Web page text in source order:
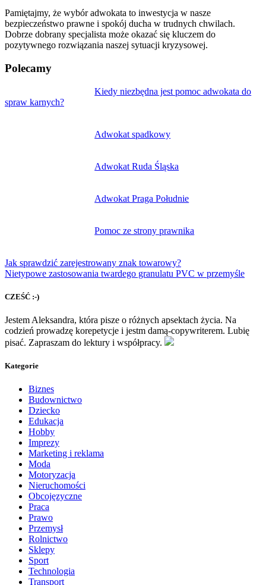
Pamiętajmy, że wybór adwokata to inwestycja w nasze
bezpieczeństwo prawne i spokój ducha w trudnych chwilach.
Dobrze dobrany specjalista może okazać się kluczem do
pozytywnego rozwiązania naszej sytuacji kryzysowej.
Polecamy
Kiedy niezbędna jest pomoc adwokata do
spraw karnych?
Adwokat spadkowy
Adwokat Ruda Śląska
Adwokat Praga Południe
Pomoc ze strony prawnika
wpisu
Jak sprawdzić zarejestrowany znak towarowy?
Nietypowe zastosowania twardego granulatu PVC w przemyśle
CZEŚĆ :-)
Jestem Aleksandra, która pisze o różnych apsektach życia. Na
codzień prowadzę korepetycje i jestm damą-copywriterem. Lubię
pisać. Zapraszam do lektury i współpracy.
Kategorie
Biznes
Budownictwo
Dziecko
Edukacja
Hobby
Imprezy
Marketing i reklama
Moda
Motoryzacja
Nieruchomości
Obcojęzyczne
Praca
Prawo
Przemysł
Rolnictwo
Sklepy
Sport
Technologia
Transport